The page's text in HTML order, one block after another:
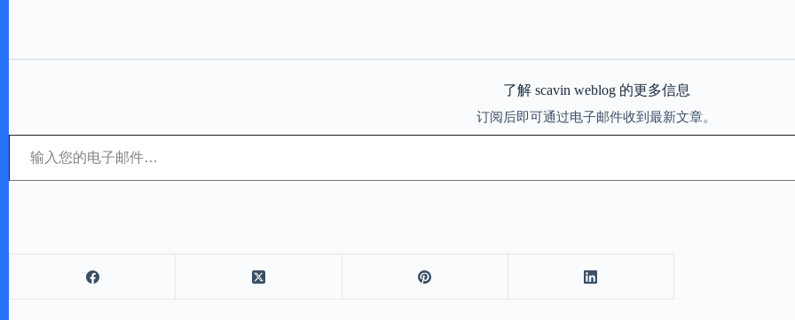
了解 scavin weblog 的更多信息
订阅后即可通过电子邮件收到最新文章。
输入您的电子邮件…